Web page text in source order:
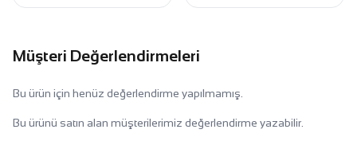
Müşteri Değerlendirmeleri
Bu ürün için henüz değerlendirme yapılmamış.
Bu ürünü satın alan müşterilerimiz değerlendirme yazabilir.